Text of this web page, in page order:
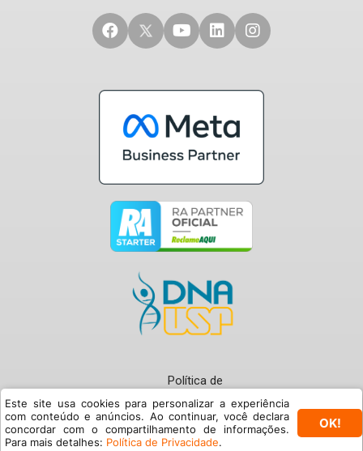
Política de
Privacidade
Termos de Uso
© Buzzmonitor 2024
Este site usa cookies para personalizar a experiência
com conteúdo e anúncios. Ao continuar, você declara
concordar com o compartilhamento de informações.
Para mais detalhes: Política de Privacidade.
OK!